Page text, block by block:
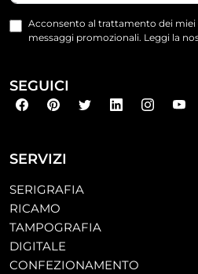
SERVIZI
SERIGRAFIA
RICAMO
TAMPOGRAFIA
DIGITALE
CONFEZIONAMENTO
Acconsento al trattamento dei miei
messaggi promozionali. Leggi la
SEGUICI